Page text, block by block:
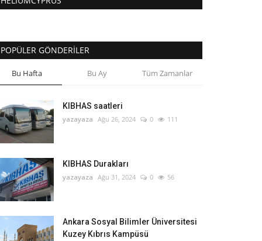
POPÜLER GÖNDERILER
Bu Hafta Bu Ay Tüm Zamanlar
KIBHAS saatleri
yazayaza Ağu 26, 2024 0 111
KIBHAS Durakları
yazayaza Ağu 31, 2024 0 56
Ankara Sosyal Bilimler Üniversitesi
Kuzey Kıbrıs Kampüsü